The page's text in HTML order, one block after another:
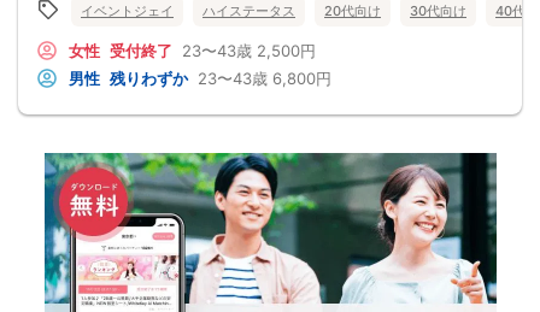
イベントジェイ ハイステータス 20代向け 30代向け 40代
女性 受付終了 23〜43歳 2,500円
男性 残りわずか 23〜43歳 6,800円